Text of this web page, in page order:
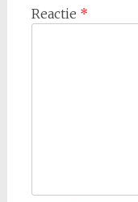
Reactie *